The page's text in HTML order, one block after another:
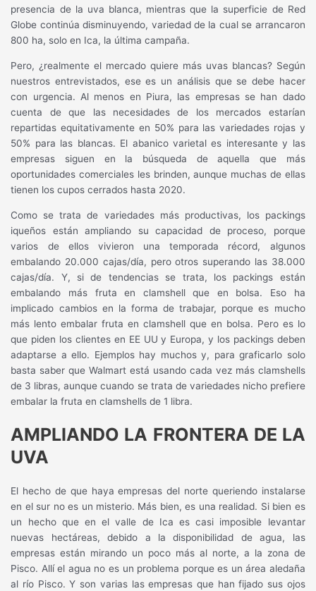
presencia de la uva blanca, mientras que la superficie de Red
Globe continúa disminuyendo, variedad de la cual se arrancaron
800 ha, solo en Ica, la última campaña.
Pero, ¿realmente el mercado quiere más uvas blancas? Según
nuestros entrevistados, ese es un análisis que se debe hacer
con urgencia. Al menos en Piura, las empresas se han dado
cuenta de que las necesidades de los mercados estarían
repartidas equitativamente en 50% para las variedades rojas y
50% para las blancas. El abanico varietal es interesante y las
empresas siguen en la búsqueda de aquella que más
oportunidades comerciales les brinden, aunque muchas de ellas
tienen los cupos cerrados hasta 2020.
Como se trata de variedades más productivas, los packings
iqueños están ampliando su capacidad de proceso, porque
varios de ellos vivieron una temporada récord, algunos
embalando 20.000 cajas/día, pero otros superando las 38.000
cajas/día. Y, si de tendencias se trata, los packings están
embalando más fruta en clamshell que en bolsa. Eso ha
implicado cambios en la forma de trabajar, porque es mucho
más lento embalar fruta en clamshell que en bolsa. Pero es lo
que piden los clientes en EE UU y Europa, y los packings deben
adaptarse a ello. Ejemplos hay muchos y, para graficarlo solo
basta saber que Walmart está usando cada vez más clamshells
de 3 libras, aunque cuando se trata de variedades nicho prefiere
embalar la fruta en clamshells de 1 libra.
AMPLIANDO LA FRONTERA DE LA
UVA
El hecho de que haya empresas del norte queriendo instalarse
en el sur no es un misterio. Más bien, es una realidad. Si bien es
un hecho que en el valle de Ica es casi imposible levantar
nuevas hectáreas, debido a la disponibilidad de agua, las
empresas están mirando un poco más al norte, a la zona de
Pisco. Allí el agua no es un problema porque es un área aledaña
al río Pisco. Y son varias las empresas que han fijado sus ojos